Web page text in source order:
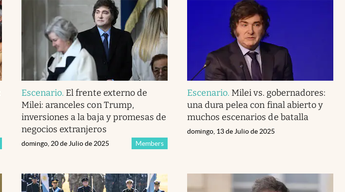
Escenario. El frente externo de
Milei: aranceles con Trump,
inversiones a la baja y promesas de
negocios extranjeros
Members
domingo, 20 de Julio de 2025
Escenario. Milei vs. gobernadores:
una dura pelea con final abierto y
muchos escenarios de batalla
domingo, 13 de Julio de 2025